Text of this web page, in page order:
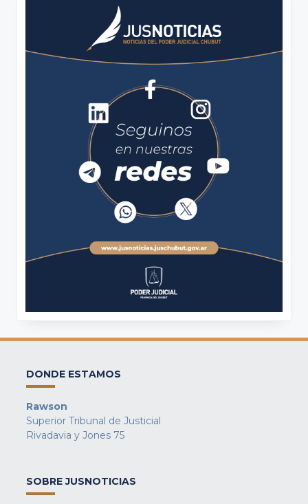
DONDE ESTAMOS
Rawson
Superior Tribunal de Justicial
Rivadavia y Jones 75
SOBRE JUSNOTICIAS